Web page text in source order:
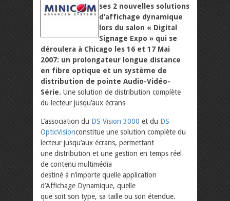
ses 2 nouvelles solutions
d’affichage dynamique
lors du salon « Digital
Signage Expo » qui se
déroulera à Chicago les 16 et 17 Mai
2007: un prolongateur longue distance
en fibre optique et un système de
distribution de pointe Audio-Vidéo-
Série. Une solution de distribution complète
du lecteur jusqu’aux écrans
L’association du DS Vision 3000 et du DS
OpticVisionconstitue une solution complète du
lecteur jusqu’aux écrans, permettant
une distribution et une gestion en temps réel
de contenu multimédia
destiné à n’importe quelle application
d’Affichage Dynamique, quelle
que soit son type, sa taille ou son étendue.